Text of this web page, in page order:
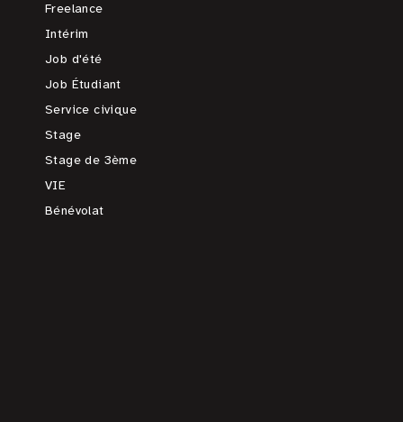
Freelance
Intérim
Job d'été
Job Étudiant
Service civique
Stage
Stage de 3ème
VIE
Bénévolat